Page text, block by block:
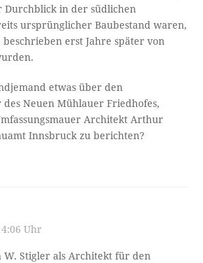
Durchblick in der südlichen
ursprünglicher Baubestand waren,
erst Jahre später von
etwas über den
des Neuen Mühlauer Friedhofes,
Architekt Arthur
Innsbruck zu berichten?
Uhr
W. Stigler als Architekt für den